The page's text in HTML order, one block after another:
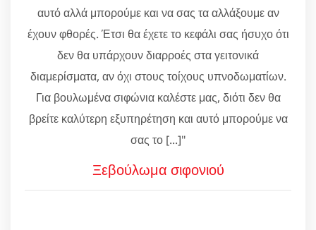
αυτό αλλά μπορούμε και να σας τα αλλάξουμε αν
έχουν φθορές. Έτσι θα έχετε το κεφάλι σας ήσυχο ότι
δεν θα υπάρχουν διαρροές στα γειτονικά
διαμερίσματα, αν όχι στους τοίχους υπνοδωματίων.
Για βουλωμένα σιφώνια καλέστε μας, διότι δεν θα
βρείτε καλύτερη εξυπηρέτηση και αυτό μπορούμε να
σας το [...]"
Ξεβούλωμα σιφονιού